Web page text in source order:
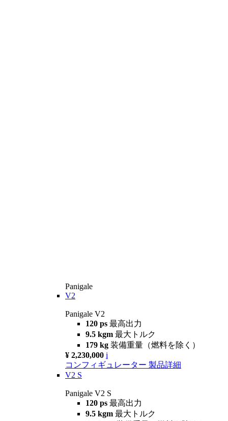
Panigale
V2
Panigale V2
120 ps 最高出力
9.5 kgm 最大トルク
179 kg 装備重量（燃料を除く）
¥ 2,230,000 i
コンフィギュレーター 製品詳細
V2 S
Panigale V2 S
120 ps 最高出力
9.5 kgm 最大トルク